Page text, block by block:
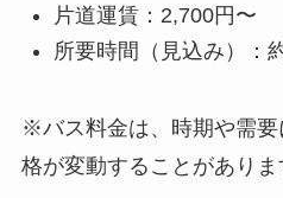
片道運賃：2,700円〜
所要時間（見込み）：
※バス料金は、時期や需
格が変動することがありま